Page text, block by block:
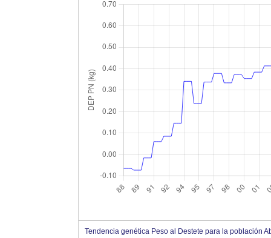
Tendencia genética Peso al Destete para la población